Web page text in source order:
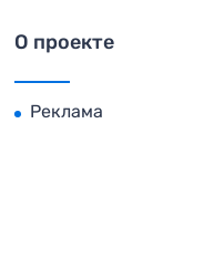
О проекте
Реклама